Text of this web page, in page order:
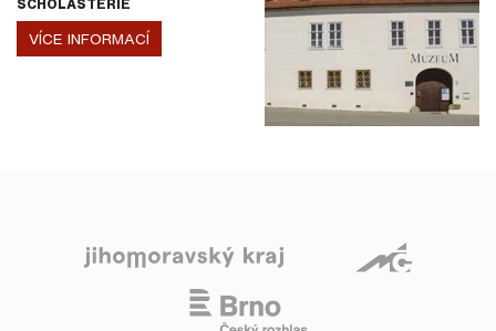
VÍCE INFORMACÍ